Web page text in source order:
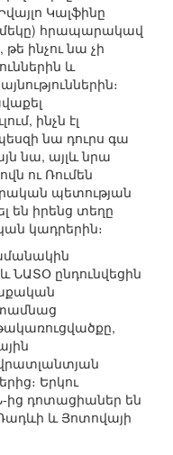
Կալֆինը
հրապարակավ
ինչու նա չի
և
ինչն էլ
նա դուրս գա
նա, այլև նրա
ու Ռումեն
պետության
են իրենց տեղը
կադրերին։
ՆԱՏՕ ընդունվեցին
Երկու
ից դոտացիաներ են
և Յոտովայի